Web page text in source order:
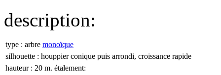
description:
type : arbre monoïque
silhouette : houppier conique puis arrondi, croissance rapide
hauteur : 20 m. étalement: